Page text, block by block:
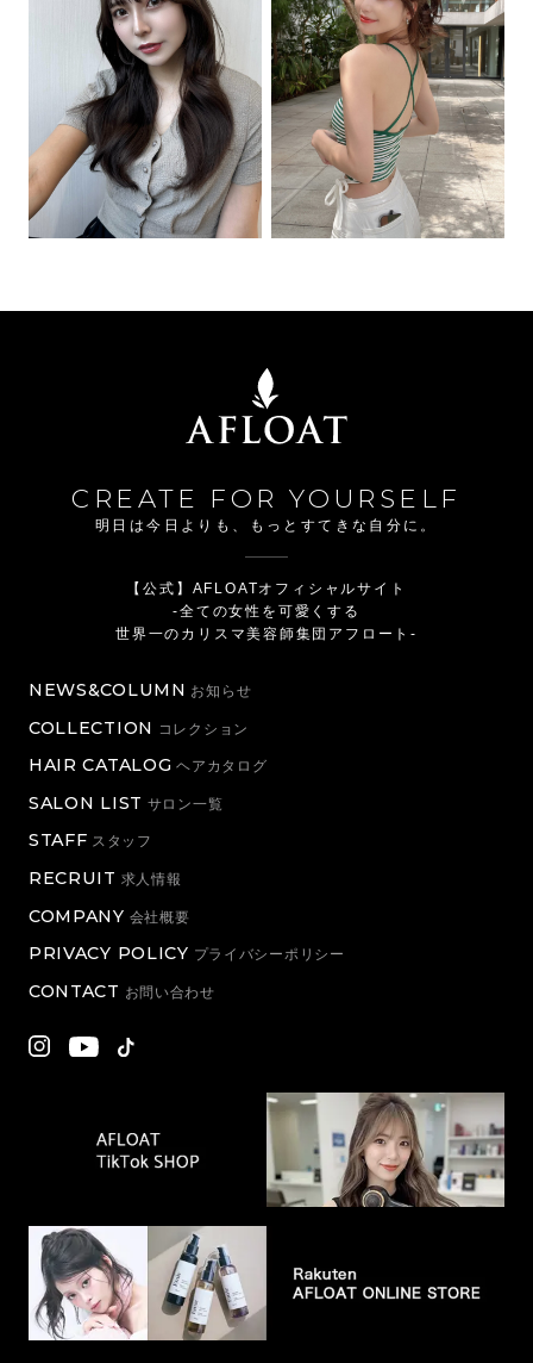
CREATE FOR YOURSELF
明日は今日よりも、もっとすてきな自分に。
【公式】AFLOATオフィシャルサイト
-全ての女性を可愛くする
世界一のカリスマ美容師集団アフロート-
NEWS&COLUMN お知らせ
COLLECTION コレクション
HAIR CATALOG ヘアカタログ
SALON LIST サロン一覧
STAFF スタッフ
RECRUIT 求人情報
COMPANY 会社概要
PRIVACY POLICY プライバシーポリシー
CONTACT お問い合わせ